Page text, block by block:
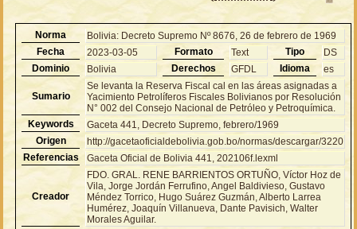
Norma
Bolivia: Decreto Supremo Nº 8676, 26 de febrero de 1969
Fecha
2023-03-05 Formato Text Tipo
DS
Dominio
Bolivia Derechos GFDL Idioma es
Sumario
Se levanta la Reserva Fiscal cal en las áreas asignadas a
Yacimiento Petrolíferos Fiscales Bolivianos por Resolución
N° 002 del Consejo Nacional de Petróleo y Petroquímica.
Keywords
Gaceta 441, Decreto Supremo, febrero/1969
Origen
http://gacetaoficialdebolivia.gob.bo/normas/descargar/3220
Referencias
Gaceta Oficial de Bolivia 441, 202106f.lexml
Creador
FDO. GRAL. RENE BARRIENTOS ORTUÑO, Víctor Hoz de
Vila, Jorge Jordán Ferrufino, Angel Baldivieso, Gustavo
Méndez Torrico, Hugo Suárez Guzmán, Alberto Larrea
Humérez, Joaquín Villanueva, Dante Pavisich, Walter
Morales Aguilar.